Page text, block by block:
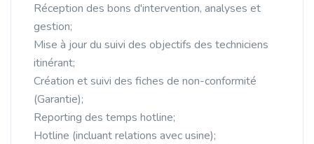
Réception des bons d'intervention, analyses et
gestion;
Mise à jour du suivi des objectifs des techniciens
itinérant;
Création et suivi des fiches de non-conformité
(Garantie);
Reporting des temps hotline;
Hotline (incluant relations avec usine);